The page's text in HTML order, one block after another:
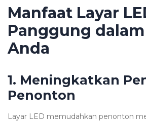
Manfaat Layar
Panggung
Anda
1. Meningkatkan
Penonton
Layar LED memudahkan penonton